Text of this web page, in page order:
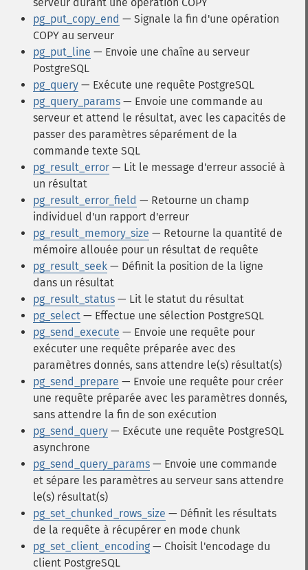
pg_put_copy_end — Signale la fin d'une opération
COPY au serveur
pg_put_line — Envoie une chaîne au serveur
PostgreSQL
pg_query — Exécute une requête PostgreSQL
pg_query_params — Envoie une commande au
serveur et attend le résultat, avec les capacités de
passer des paramètres séparément de la
commande texte SQL
pg_result_error — Lit le message d'erreur associé à
un résultat
pg_result_error_field — Retourne un champ
individuel d'un rapport d'erreur
pg_result_memory_size — Retourne la quantité de
mémoire allouée pour un résultat de requête
pg_result_seek — Définit la position de la ligne
dans un résultat
pg_result_status — Lit le statut du résultat
pg_select — Effectue une sélection PostgreSQL
pg_send_execute — Envoie une requête pour
exécuter une requête préparée avec des
paramètres donnés, sans attendre le(s) résultat(s)
pg_send_prepare — Envoie une requête pour créer
une requête préparée avec les paramètres donnés,
sans attendre la fin de son exécution
pg_send_query — Exécute une requête PostgreSQL
asynchrone
pg_send_query_params — Envoie une commande
et sépare les paramètres au serveur sans attendre
le(s) résultat(s)
pg_set_chunked_rows_size — Définit les résultats
de la requête à récupérer en mode chunk
pg_set_client_encoding — Choisit l'encodage du
client PostgreSQL